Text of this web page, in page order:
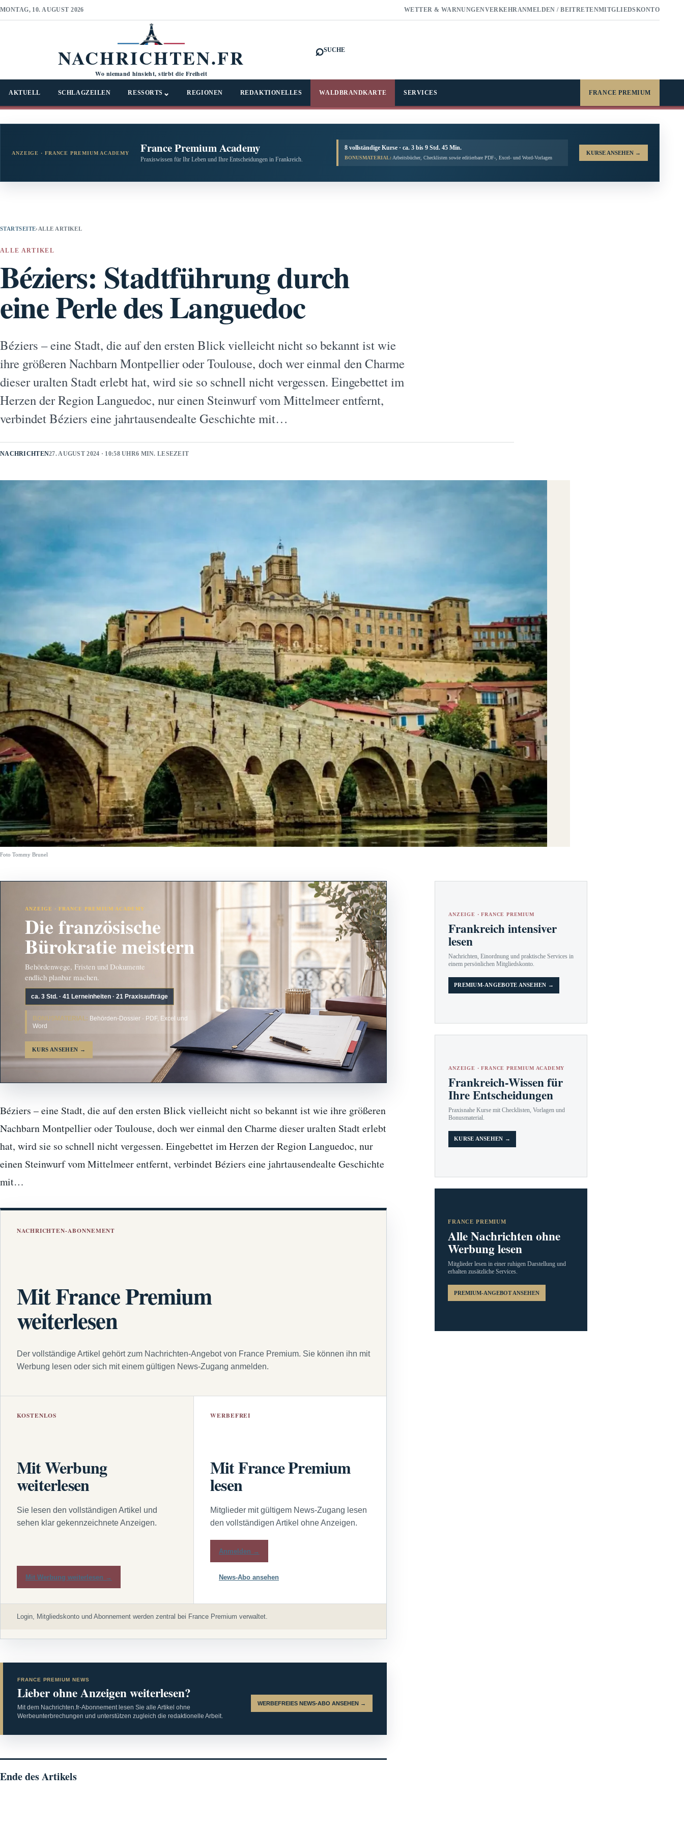
MONTAG, 10. AUGUST 2026 WETTER & WARNUNGENVERKEHRANMELDEN / BEITRETENMITGLIEDSKONTO
NACHRICHTEN.FR
Wo niemand hinsieht, stirbt die Freiheit
⌕SUCHE
AKTUELL SCHLAGZEILEN RESSORTS ⌄ REGIONEN REDAKTIONELLES WALDBRANDKARTE SERVICES FRANCE PREMIUM
ANZEIGE · FRANCE PREMIUM ACADEMY France Premium Academy
Praxiswissen für Ihr Leben und Ihre Entscheidungen in Frankreich.
8 vollständige Kurse · ca. 3 bis 9 Std. 45 Min.
BONUSMATERIAL: Arbeitsbücher, Checklisten sowie editierbare PDF-, Excel- und Word-Vorlagen
KURSE ANSEHEN →
STARTSEITE› ALLE ARTIKEL
ALLE ARTIKEL
Béziers: Stadtführung durch
eine Perle des Languedoc
Béziers – eine Stadt, die auf den ersten Blick vielleicht nicht so bekannt ist wie
ihre größeren Nachbarn Montpellier oder Toulouse, doch wer einmal den Charme
dieser uralten Stadt erlebt hat, wird sie so schnell nicht vergessen. Eingebettet im
Herzen der Region Languedoc, nur einen Steinwurf vom Mittelmeer entfernt,
verbindet Béziers eine jahrtausendealte Geschichte mit…
NACHRICHTEN27. AUGUST 2024 · 10:58 UHR6 MIN. LESEZEIT
Foto Tommy Brunel
ANZEIGE · FRANCE PREMIUM ACADEMY
Die französische
Bürokratie meistern
Behördenwege, Fristen und Dokumente
endlich planbar machen.
ca. 3 Std. · 41 Lerneinheiten · 21 Praxisaufträge
BONUSMATERIAL: Behörden-Dossier · PDF, Excel und
Word
KURS ANSEHEN →
Béziers – eine Stadt, die auf den ersten Blick vielleicht nicht so bekannt ist wie ihre größeren
Nachbarn Montpellier oder Toulouse, doch wer einmal den Charme dieser uralten Stadt erlebt
hat, wird sie so schnell nicht vergessen. Eingebettet im Herzen der Region Languedoc, nur
einen Steinwurf vom Mittelmeer entfernt, verbindet Béziers eine jahrtausendealte Geschichte
mit…
NACHRICHTEN-ABONNEMENT
Mit France Premium
weiterlesen
Der vollständige Artikel gehört zum Nachrichten-Angebot von France Premium. Sie können ihn mit
Werbung lesen oder sich mit einem gültigen News-Zugang anmelden.
KOSTENLOS
Mit Werbung
weiterlesen
Sie lesen den vollständigen Artikel und
sehen klar gekennzeichnete Anzeigen.
Mit Werbung weiterlesen →
WERBEFREI
Mit France Premium
lesen
Mitglieder mit gültigem News-Zugang lesen
den vollständigen Artikel ohne Anzeigen.
Anmelden →
News-Abo ansehen
Login, Mitgliedskonto und Abonnement werden zentral bei France Premium verwaltet.
FRANCE PREMIUM NEWS
Lieber ohne Anzeigen weiterlesen?
Mit dem Nachrichten.fr-Abonnement lesen Sie alle Artikel ohne
Werbeunterbrechungen und unterstützen zugleich die redaktionelle Arbeit.
WERBEFREIES NEWS-ABO ANSEHEN →
Ende des Artikels
ANZEIGE · FRANCE PREMIUM
Frankreich intensiver
lesen
Nachrichten, Einordnung und praktische Services in
einem persönlichen Mitgliedskonto.
PREMIUM-ANGEBOTE ANSEHEN →
ANZEIGE · FRANCE PREMIUM ACADEMY
Frankreich-Wissen für
Ihre Entscheidungen
Praxisnahe Kurse mit Checklisten, Vorlagen und
Bonusmaterial.
KURSE ANSEHEN →
FRANCE PREMIUM
Alle Nachrichten ohne
Werbung lesen
Mitglieder lesen in einer ruhigen Darstellung und
erhalten zusätzliche Services.
PREMIUM-ANGEBOT ANSEHEN